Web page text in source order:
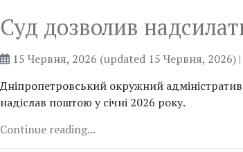
Суд дозволив
15 Червня, 2026 (updated 15 Червня, 2026) |
Дніпропетровський окружний
надіслав поштою у січні 2026 року.
Continue reading...